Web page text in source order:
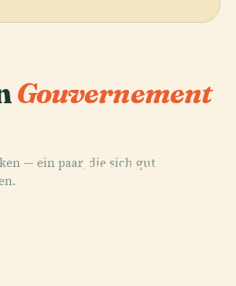
Gouvernement
— ein paar, die sich gut
Sayyidna-Al-